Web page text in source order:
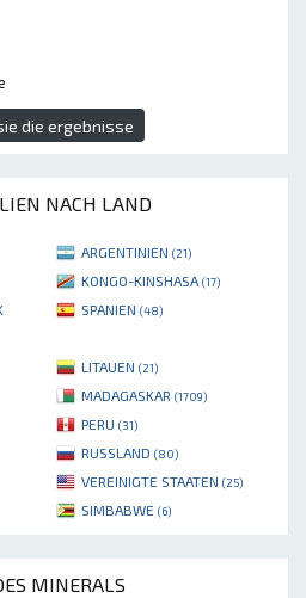
die ergebnisse
NACH LAND
ARGENTINIEN (21)
KONGO-KINSHASA (17)
SPANIEN (48)
LITAUEN (21)
MADAGASKAR (1709)
PERU (31)
RUSSLAND (80)
VEREINIGTE STAATEN (25)
SIMBABWE (6)
MINERALS